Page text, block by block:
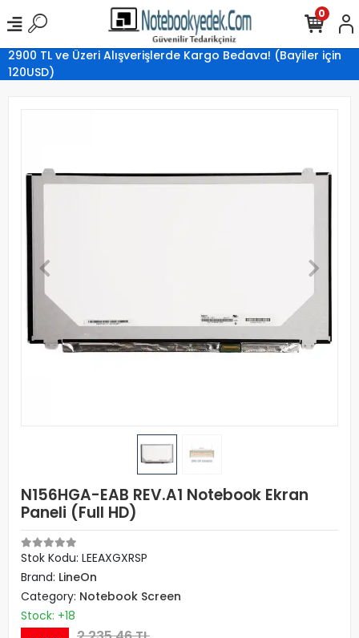
2900 TL ve Üzeri Alışverişlerde Kargo Bedava! (Bayiler için
120USD)
0
N156HGA-EAB REV.A1 Notebook Ekran
Paneli (Full HD)
Stok Kodu: LEEAXGXRSP
Brand: LineOn
Category: Notebook Screen
Stock: +18